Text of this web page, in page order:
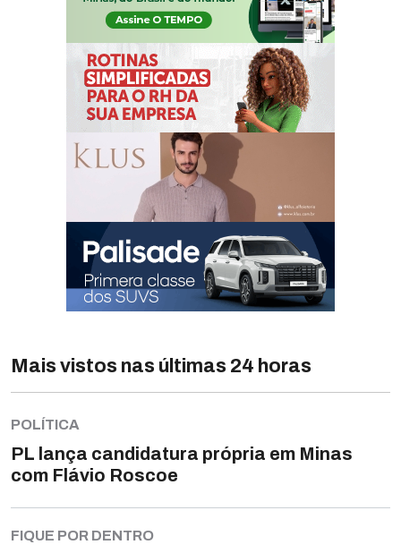
Mais vistos nas últimas 24 horas
POLÍTICA
PL lança candidatura própria em Minas
com Flávio Roscoe
FIQUE POR DENTRO